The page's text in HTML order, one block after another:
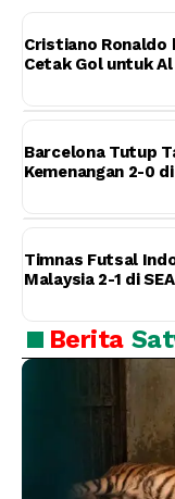
Cristiano Ronaldo
Cetak Gol untuk
Barcelona Tutup
Kemenangan 2-0
Timnas Futsal
Malaysia 2-1 di
Berita